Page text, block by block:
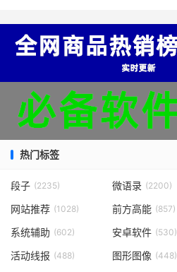
热门标签
段子 (2235) 微语录 (2200)
网站推荐 (1028) 前方高能 (857)
系统辅助 (602) 安卓软件 (530)
活动线报 (488) 图形图像 (448)